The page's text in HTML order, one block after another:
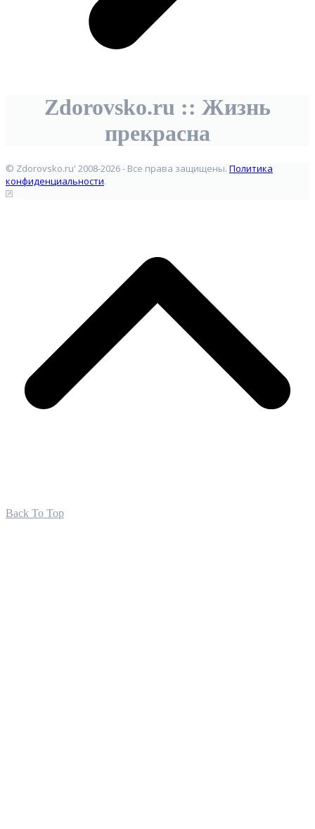
Zdorovsko.ru :: Жизнь
прекрасна
© Zdorovsko.ru' 2008-2026 - Все права защищены. Политика
конфиденциальности.
Back To Top